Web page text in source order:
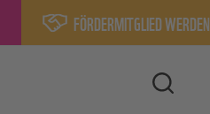
FÖRDERMITGLIED WERDEN